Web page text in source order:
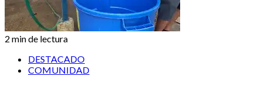
2 min de lectura
DESTACADO
COMUNIDAD